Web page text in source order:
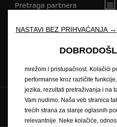
Pretraga partnera
servis
Pratite nas na
NASTAVI BEZ PRIHVAĆANJA →
našoj veb stranici. Kolačići nam
mrežom i pristupačnost. Kolačići
performanse kroz različite
jezika, rezultati pretraživanja i na
Vam nudimo. Naša veb stranica
trećih strana za slanje oglasnih
relevantnije. Neke kolačiće,